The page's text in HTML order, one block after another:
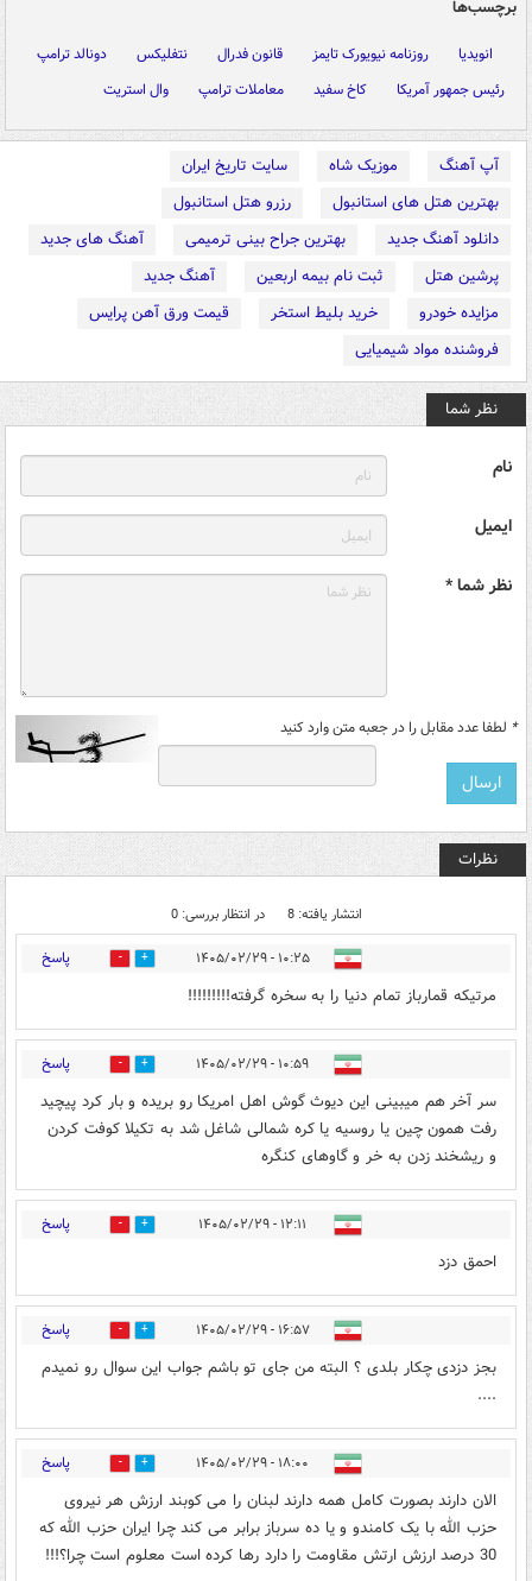
برچسب‌ها
انویدیا روزنامه نیویورک تایمز قانون فدرال نتفلیکس
دونالد ترامپ
رئیس جمهور آمریکا
کاخ سفید معاملات ترامپ وال استریت
آپ آهنگ موزیک شاه
سایت تاریخ ایران
بهترین هتل های استانبول
رزرو هتل استانبول
دانلود آهنگ جدید
بهترین جراح بینی ترمیمی
آهنگ های جدید
پرشین هتل
ثبت نام بیمه اربعین
آهنگ جدید
مزایده خودرو
خرید بلیط استخر
قیمت ورق آهن پرایس
فروشنده مواد شیمیایی
نظر شما
نام
ایمیل
نظر شما *
* لطفا عدد مقابل را در جعبه متن وارد کنید
نظرات
انتشار یافته: 8 در انتظار بررسی: 0
۱۰:۲۵ - ۱۴۰۵/۰۲/۲۹ 2 پاسخ
مرتیکه قمارباز تمام دنیا را به سخره گرفته!!!!!!!!!
۱۰:۵۹ - ۱۴۰۵/۰۲/۲۹ 1 پاسخ
سر آخر هم میبینی این دیوث گوش اهل امریکا رو بریده و بار کرد پیچید
رفت همون چین یا روسیه یا کره شمالی شاغل شد به تکیلا کوفت کردن
و ریشخند زدن به خر و گاوهای کنگره
۱۲:۱۱ - ۱۴۰۵/۰۲/۲۹ 1 پاسخ
احمق دزد
۱۶:۵۷ - ۱۴۰۵/۰۲/۲۹ 1 پاسخ
بجز دزدی چکار بلدی ؟ البته من جای تو باشم جواب این سوال رو نمیدم
....
۱۸:۰۰ - ۱۴۰۵/۰۲/۲۹ 0 پاسخ
الان دارند بصورت کامل همه دارند لبنان را می کوبند ارزش هر نیروی
حزب الله با یک کامندو و یا ده سرباز برابر می کند چرا ایران حزب الله که
30 درصد ارزش ارتش مقاومت را دارد رها کرده است معلوم است چرا؟!!!